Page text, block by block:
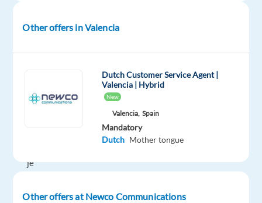
en
je
in
Other offers in Valencia
Dutch Customer Service Agent |
Valencia | Hybrid
New
Valencia, Spain
Mandatory
Dutch Mother tongue
Other offers at Newco Communications